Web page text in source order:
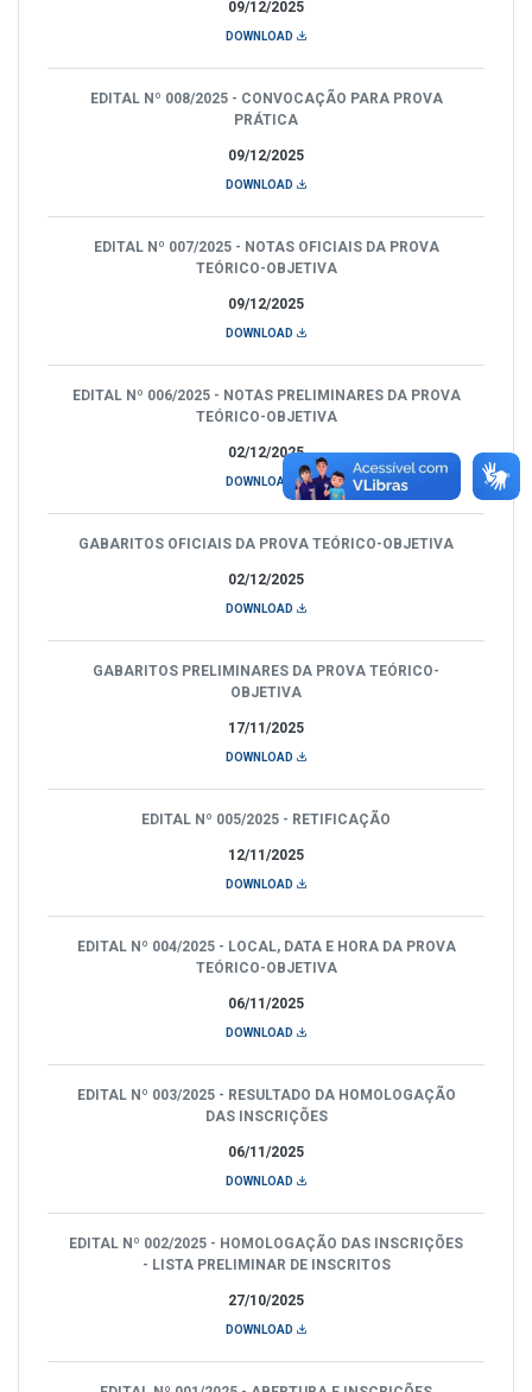
09/12/2025
DOWNLOAD
09/12/2025
EDITAL Nº 008/2025 - CONVOCAÇÃO PARA PROVA
PRÁTICA
DOWNLOAD
09/12/2025
EDITAL Nº 007/2025 - NOTAS OFICIAIS DA PROVA
TEÓRICO-OBJETIVA
DOWNLOAD
02/12/2025
EDITAL Nº 006/2025 - NOTAS PRELIMINARES DA PROVA
TEÓRICO-OBJETIVA
DOWNLOAD
02/12/2025
GABARITOS OFICIAIS DA PROVA TEÓRICO-OBJETIVA
DOWNLOAD
17/11/2025
GABARITOS PRELIMINARES DA PROVA TEÓRICO-
OBJETIVA
DOWNLOAD
12/11/2025
EDITAL Nº 005/2025 - RETIFICAÇÃO
DOWNLOAD
06/11/2025
EDITAL Nº 004/2025 - LOCAL, DATA E HORA DA PROVA
TEÓRICO-OBJETIVA
DOWNLOAD
06/11/2025
EDITAL Nº 003/2025 - RESULTADO DA HOMOLOGAÇÃO
DAS INSCRIÇÕES
DOWNLOAD
27/10/2025
EDITAL Nº 002/2025 - HOMOLOGAÇÃO DAS INSCRIÇÕES
- LISTA PRELIMINAR DE INSCRITOS
DOWNLOAD